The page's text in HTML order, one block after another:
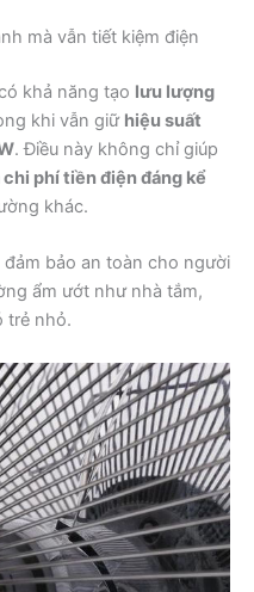
mà vẫn tiết kiệm điện
khả năng tạo lưu lượng
khi vẫn giữ hiệu suất
. Điều này không chỉ giúp
chi phí tiền điện đáng kể
khác.
đảm bảo an toàn cho người
ẩm ướt như nhà tắm,
trẻ nhỏ.